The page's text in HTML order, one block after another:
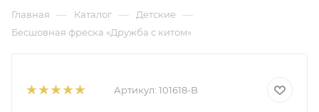
Главная — Каталог — Детские —
Бесшовная фреска «Дружба с китом»
Артикул: 101618-B